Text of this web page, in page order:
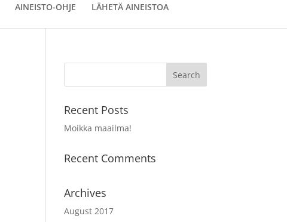
AINEISTO-OHJE LÄHETÄ AINEISTOA
Recent Posts
Moikka maailma!
Recent Comments
Archives
August 2017